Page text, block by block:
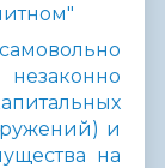
и
на